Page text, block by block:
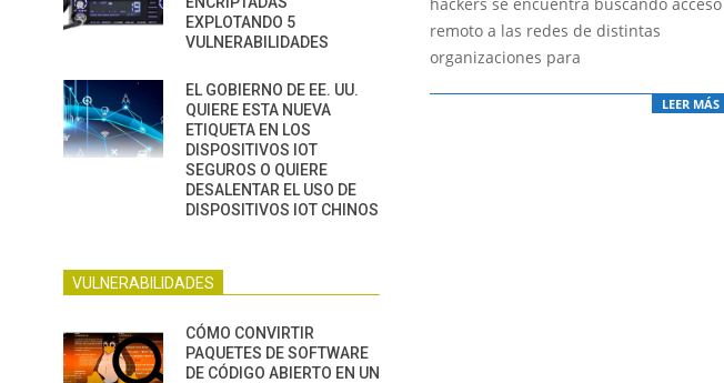
hackers se encuentra buscando acceso
remoto a las redes de distintas
organizaciones para
LEER MÁS
EXPLOTANDO 5
VULNERABILIDADES
EL GOBIERNO DE EE. UU.
QUIERE ESTA NUEVA
ETIQUETA EN LOS
DISPOSITIVOS IOT
SEGUROS O QUIERE
DESALENTAR EL USO DE
DISPOSITIVOS IOT CHINOS
VULNERABILIDADES
CÓMO CONVIRTIR
PAQUETES DE SOFTWARE
DE CÓDIGO ABIERTO EN UN